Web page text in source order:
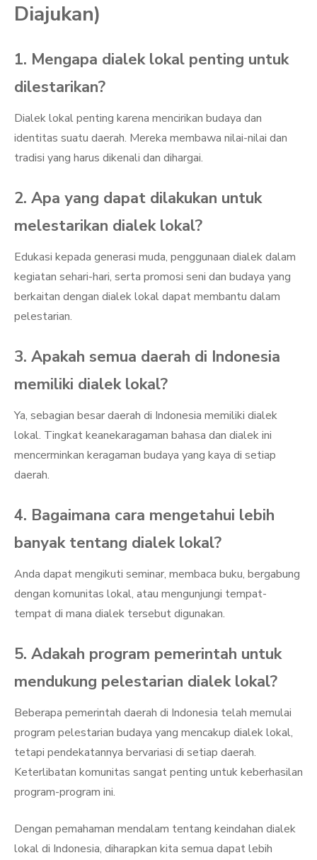
Diajukan)
1. Mengapa dialek lokal penting untuk
dilestarikan?
Dialek lokal penting karena mencirikan budaya dan
identitas suatu daerah. Mereka membawa nilai-nilai dan
tradisi yang harus dikenali dan dihargai.
2. Apa yang dapat dilakukan untuk
melestarikan dialek lokal?
Edukasi kepada generasi muda, penggunaan dialek dalam
kegiatan sehari-hari, serta promosi seni dan budaya yang
berkaitan dengan dialek lokal dapat membantu dalam
pelestarian.
3. Apakah semua daerah di Indonesia
memiliki dialek lokal?
Ya, sebagian besar daerah di Indonesia memiliki dialek
lokal. Tingkat keanekaragaman bahasa dan dialek ini
mencerminkan keragaman budaya yang kaya di setiap
daerah.
4. Bagaimana cara mengetahui lebih
banyak tentang dialek lokal?
Anda dapat mengikuti seminar, membaca buku, bergabung
dengan komunitas lokal, atau mengunjungi tempat-
tempat di mana dialek tersebut digunakan.
5. Adakah program pemerintah untuk
mendukung pelestarian dialek lokal?
Beberapa pemerintah daerah di Indonesia telah memulai
program pelestarian budaya yang mencakup dialek lokal,
tetapi pendekatannya bervariasi di setiap daerah.
Keterlibatan komunitas sangat penting untuk keberhasilan
program-program ini.
Dengan pemahaman mendalam tentang keindahan dialek
lokal di Indonesia, diharapkan kita semua dapat lebih